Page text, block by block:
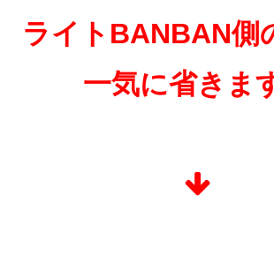
ライトBANBAN側
一気に省きま